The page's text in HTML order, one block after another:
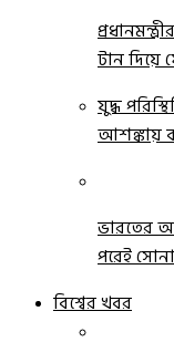
টান দিয়ে
যুদ্ধ
আশঙ্কায়
ভারতের
পরেই
বিশ্বের খবর